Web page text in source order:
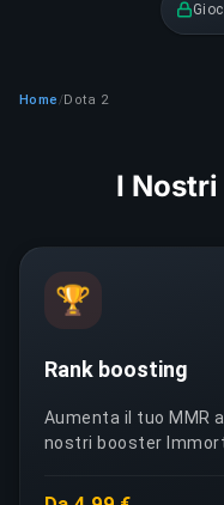
Home /Dota 2
I
🏆
Rank boosting
Aumenta il tuo MMR
nostri booster